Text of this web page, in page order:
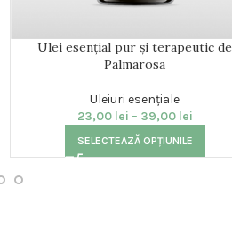
Ulei esențial pur și terapeutic de
Palmarosa
Uleiuri esențiale
23,00 lei – 39,00 lei
SELECTEAZĂ OPȚIUNILE